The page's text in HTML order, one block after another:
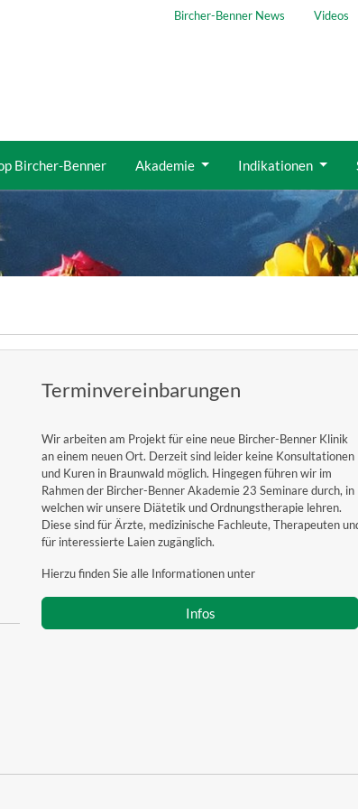
Bircher-Benner News Videos
Bircher-Benner Akademie Indikationen
Terminvereinbarungen
Wir arbeiten am Projekt für eine neue Bircher-Benner Klinik
an einem neuen Ort. Derzeit sind leider keine Konsultationen
und Kuren in Braunwald möglich. Hingegen führen wir im
Rahmen der Bircher-Benner Akademie 23 Seminare durch, in
welchen wir unsere Diätetik und Ordnungstherapie lehren.
Diese sind für Ärzte, medizinische Fachleute, Therapeuten
für interessierte Laien zugänglich.
Hierzu finden Sie alle Informationen unter
Infos